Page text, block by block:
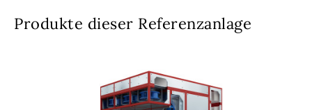
Produkte dieser Referenzanlage